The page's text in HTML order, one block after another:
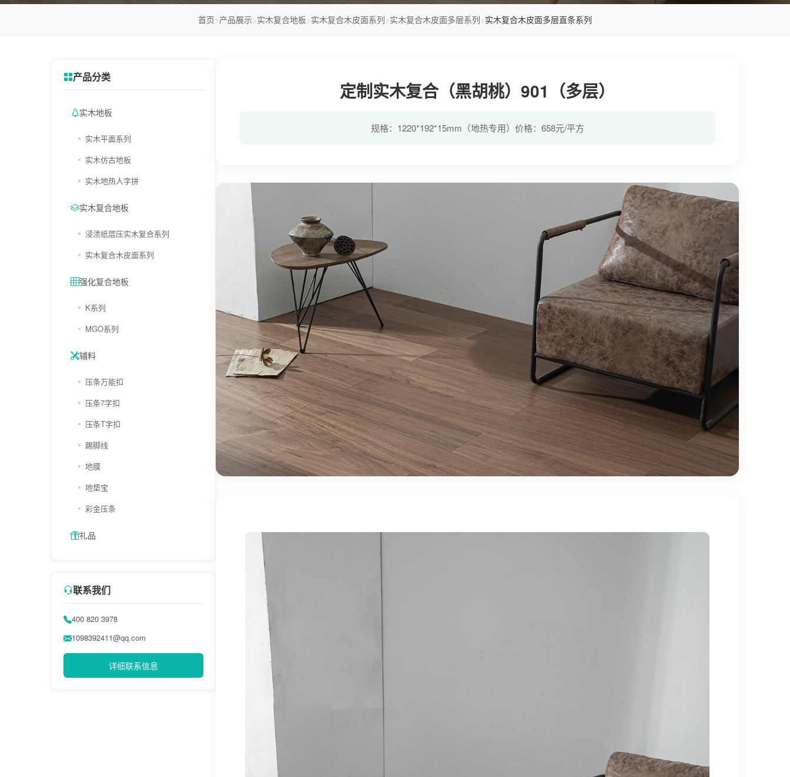
首页>产品展示>实木复合地板>实木复合木皮面系列>实木复合木皮面多层系列>实木复合木皮面多层直条系列
产品分类
实木地板
实木平面系列
实木仿古地板
实木地热人字拼
实木复合地板
浸渍纸层压实木复合系列
实木复合木皮面系列
强化复合地板
K系列
MGO系列
辅料
压条万能扣
压条7字扣
压条T字扣
踢脚线
地膜
地垫宝
彩金压条
礼品
联系我们
400 820 3978
1098392411@qq.com
详细联系信息
定制实木复合（黑胡桃）901（多层）
规格：1220*192*15mm（地热专用）价格：658元/平方